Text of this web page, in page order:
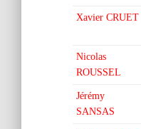
Xavier CRUET
Nicolas
ROUSSEL
Jérémy
SANSAS